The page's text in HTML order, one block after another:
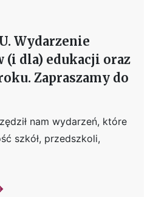
Wydarzenie
(i dla) edukacji oraz
Zapraszamy do
nam wydarzeń, które
szkół, przedszkoli,